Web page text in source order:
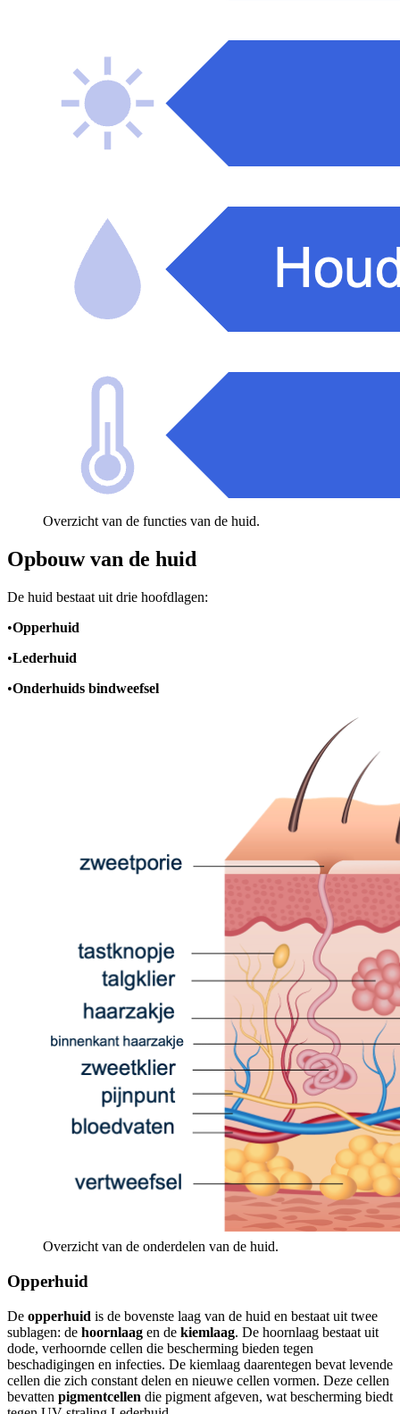
Overzicht van de functies van de huid.
Opbouw van de huid
De huid bestaat uit drie hoofdlagen:
•Opperhuid
•Lederhuid
•Onderhuids bindweefsel
Overzicht van de onderdelen van de huid.
Opperhuid
De opperhuid is de bovenste laag van de huid en bestaat uit twee
sublagen: de hoornlaag en de kiemlaag. De hoornlaag bestaat uit
dode, verhoornde cellen die bescherming bieden tegen
beschadigingen en infecties. De kiemlaag daarentegen bevat levende
cellen die zich constant delen en nieuwe cellen vormen. Deze cellen
bevatten pigmentcellen die pigment afgeven, wat bescherming biedt